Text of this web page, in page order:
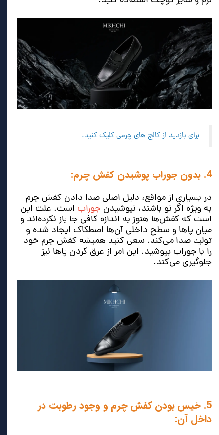
برای بازدید از کالج های چرمی کلیک کنید.
4. بدون جوراب پوشیدن کفش چرم:
در بسیاری از مواقع، دلیل اصلی صدا دادن کفش چرم
به ویژه اگر نو باشند، نپوشیدن جوراب است. علت این
است که کفش‌ها هنوز به اندازه کافی جا باز نکرده‌اند و
میان پاها و سطح داخلی آن‌ها اصطکاک ایجاد شده و
تولید صدا می‌کند. سعی کنید همیشه کفش چرم خود
را با جوراب بپوشید. این امر از عرق کردن پاها نیز
جلوگیری می‌کند.
5. خیس بودن کفش چرم و وجود رطوبت در
داخل آن: